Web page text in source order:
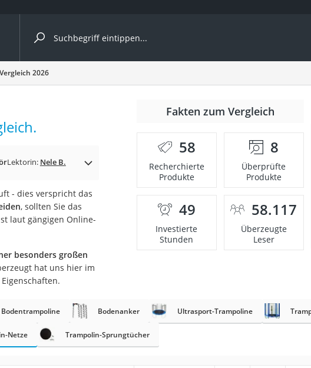
nach Kategorie
2026
Lektorin: Nele B.
- dies verspricht das
, sollten Sie das
laut gängigen Online-
besonders großen
hat uns hier im
Fakten zum Vergleich
58
Recherchierte
Produkte
8
Überprüfte
Produkte
49
Investierte
Stunden
58.117
Überzeugte
Leser
Bodentrampoline Bodenanker Ultrasport-Trampoline
Netze Trampolin-Sprungtücher